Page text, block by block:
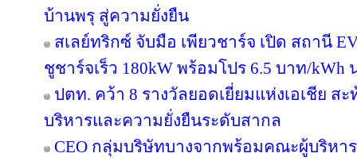
บ้านพรุ สู่ความยั่งยืน
สเลย์ทริกซ์ จับมือ เพียวชาร์จ เปิด สถานี
ชูชาร์จเร็ว 180kW พร้อมโปร 6.5 บาท/kWh
ปตท. คว้า 8 รางวัลยอดเยี่ยมแห่งเอเชีย
บริหารและความยั่งยืนระดับสากล
CEO กลุ่มบริษัทบางจากพร้อมคณะผู้บริหา